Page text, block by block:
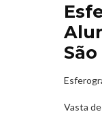
Vasta